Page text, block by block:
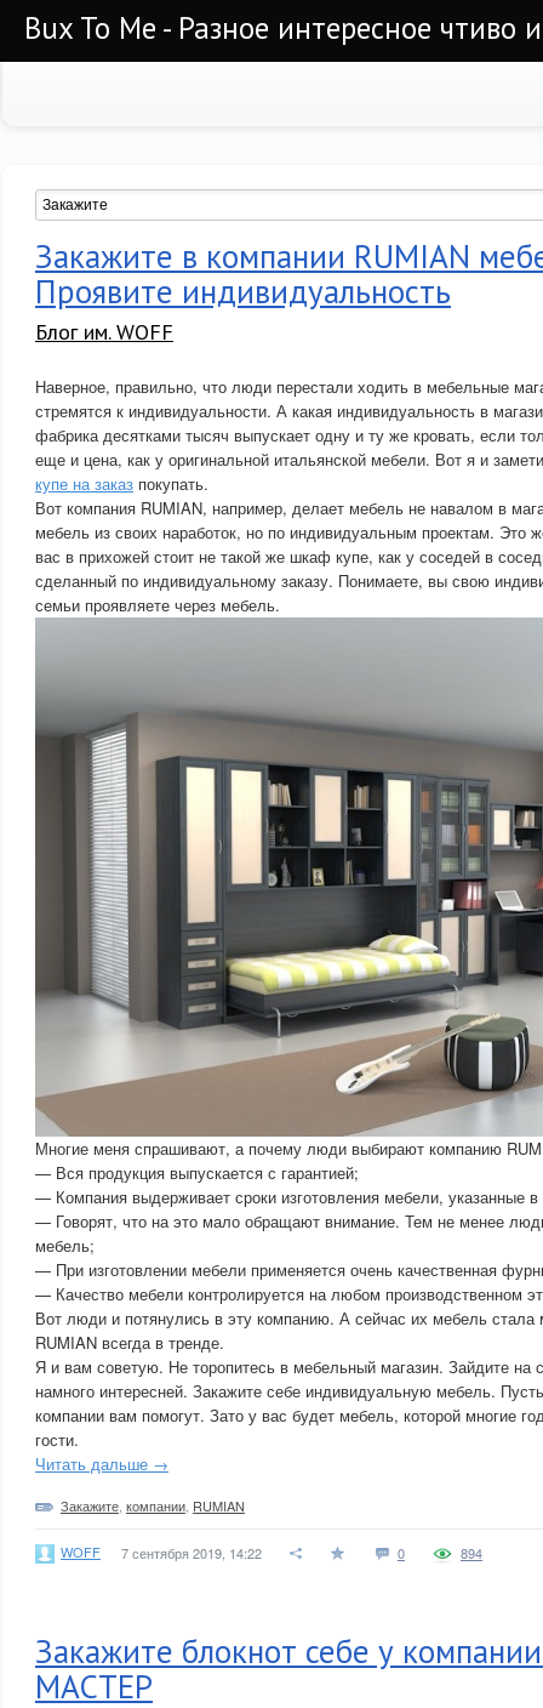
Bux To Me - Разное интересное чтиво
Закажите в компании RUMIAN
Проявите индивидуальность
Блог им. WOFF
Наверное, правильно, что люди перестали ходить в мебельные
стремятся к индивидуальности. А какая индивидуальность в
фабрика десятками тысяч выпускает одну и ту же кровать, если
еще и цена, как у оригинальной итальянской мебели. Вот я и
купе на заказ покупать.
Вот компания RUMIAN, например, делает мебель не навалом в
мебель из своих наработок, но по индивидуальным проектам. Это
вас в прихожей стоит не такой же шкаф купе, как у соседей в
сделанный по индивидуальному заказу. Понимаете, вы свою
семьи проявляете через мебель.
Многие меня спрашивают, а почему люди выбирают компанию
— Вся продукция выпускается с гарантией;
— Компания выдерживает сроки изготовления мебели, указанные в
— Говорят, что на это мало обращают внимание. Тем не менее
мебель;
— При изготовлении мебели применяется очень качественная
— Качество мебели контролируется на любом производственном
Вот люди и потянулись в эту компанию. А сейчас их мебель стала
RUMIAN всегда в тренде.
Я и вам советую. Не торопитесь в мебельный магазин. Зайдите на
намного интересней. Закажите себе индивидуальную мебель.
компании вам помогут. Зато у вас будет мебель, которой многие
гости.
Читать дальше →
Закажите компании RUMIAN
WOFF 7 сентября 2019, 14:22 0 894
Закажите блокнот себе у
МАСТЕР